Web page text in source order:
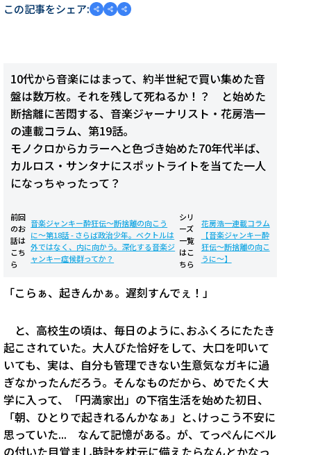
この記事をシェア:
10代から音楽にはまって、約半世紀で買い集めた音
盤は数万枚。それを残して死ねるか！？ と始めた
断捨離に苦悶する、音楽ジャーナリスト・花房浩一
の連載コラム、第19話。
モノクロからカラーへと色づき始めた70年代半ば、
カルロス・サンタナにスポットライトを当てた一人
になっちゃったって？
前回
のお
話は
こち
ら
音楽ジャンキー酔狂伝〜断捨離の向こう
に〜第18話 - さらば政治少年。ベクトルは
外ではなく、内に向かう。深化する音楽ジ
ャンキー症候群ってか？
シリ
ーズ
一覧
はこ
ちら
花房浩一連載コラム
【音楽ジャンキー酔
狂伝〜断捨離の向こ
うに〜】
「こらぁ、起きんかぁ。遅刻すんでぇ！」
と、高校生の頃は、毎日のように､おふくろにたたき
起こされていた。大人びた恰好をして、大口を叩いて
いても、実は、自分も管理できない生意気なガキに過
ぎなかったんだろう。そんなものだから、めでたく大
学に入って、「円満家出」の下宿生活を始めた初日、
「朝、ひとりで起きれるんかなぁ」と､けっこう不安に
思っていた... なんて記憶がある。が、てっぺんにベル